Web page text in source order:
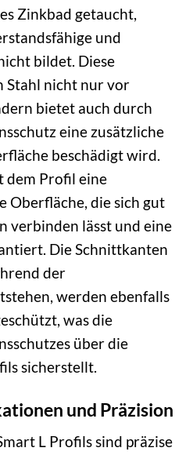
Zinkbad getaucht,
und
bildet. Diese
Stahl nicht nur vor
bietet auch durch
eine zusätzliche
beschädigt wird.
dem Profil eine
Oberfläche, die sich gut
verbinden lässt und eine
Die Schnittkanten
der
werden ebenfalls
was die
über die
sicherstellt.
und Präzision
L Profils sind präzise